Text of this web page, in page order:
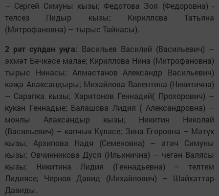
– Сергей Симуны кызы; Федотова Зоя (Федоровна) -
телсез Пидыр кызы; Кириллова Татьяна
(Митрофановна) – тырыс Тайнасы).
2 рәт сулдан уңга: Васильев Василий (Васильевич) –
эхмәт Бәчкәсе малае; Кириллова Нина (Митрофановна)
тырыс Нинасы; Алмастанов Александр Васильевич)
кәҗә Алаксандыры; Михайлова Валентина (Никитична)
– Сарапка кызы; Харитонов Геннадий( Прохорович) –
кукан Геннадые; Балашова Лидия ( Александровна) –
монлы Алаксандыр кызы; Никитин Николай
(Васильевич) – капчык Күләсе; Зина Егоровна – Мәтүк
кызы; Архипова Надя (Семеновна) – әтәч Симуны
кызы; Овчинникова Дуся (Ильинична) – чегән Валясы
кызы; Никитина Лидия (Геннадьевна) – телтем
Лидиясе; Чернов Давид (Михайлович) – Шәйхәттәр
Давиды.